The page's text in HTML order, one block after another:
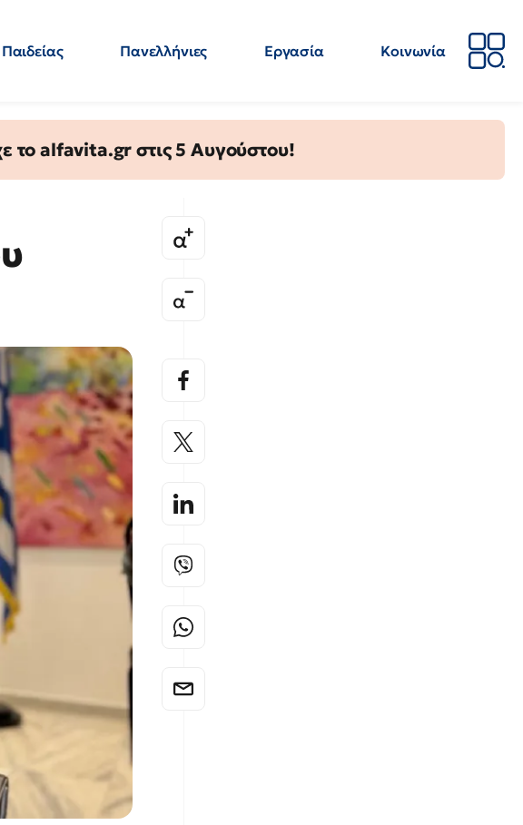
Πανελλήνιες Εργασία
Κοινωνία
το alfavita.gr στις 5 Αυγούστου!